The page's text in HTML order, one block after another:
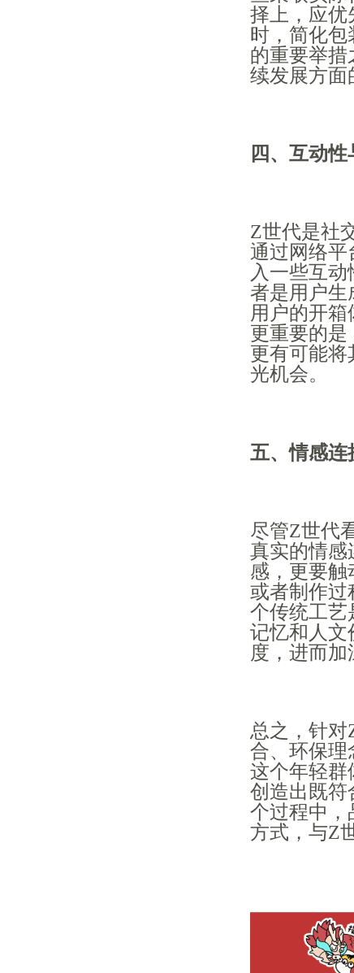
择上，应优
时，简化包
的重要举措
续发展方面
四、互动
Z世代是社
通过网络平
入一些互
者是用户生
用户的开箱
更重要的
更有可能
光机会。
五、情感连
尽管Z世代
真实的情感
感，更要触
或者制作过
个传统工艺
记忆和人文
度，进而加
总之，针对
合、环保理
这个年轻群
创造出既符
个过程中，
方式，与Z